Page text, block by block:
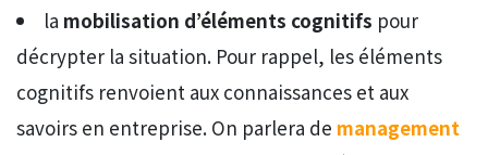
la mobilisation d’éléments cognitifs pour
décrypter la situation. Pour rappel, les éléments
cognitifs renvoient aux connaissances et aux
savoirs en entreprise. On parlera de management